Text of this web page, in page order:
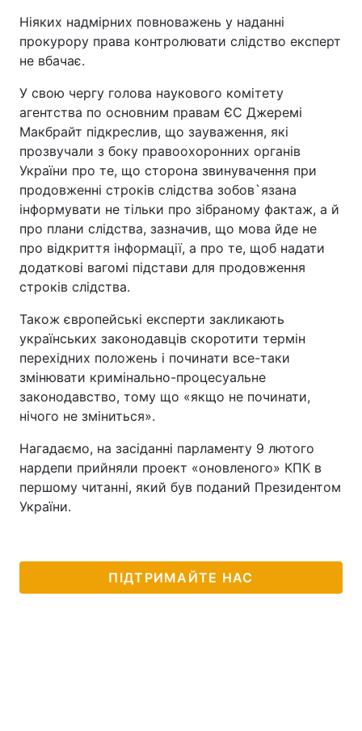
Ніяких надмірних повноважень у наданні
прокурору права контролювати слідство експерт
не вбачає.
У свою чергу голова наукового комітету
агентства по основним правам ЄС Джеремі
Макбрайт підкреслив, що зауваження, які
прозвучали з боку правоохоронних органів
України про те, що сторона звинувачення при
продовженні строків слідства зобов`язана
інформувати не тільки про зібраному фактаж, а й
про плани слідства, зазначив, що мова йде не
про відкриття інформації, а про те, щоб надати
додаткові вагомі підстави для продовження
строків слідства.
Також європейські експерти закликають
українських законодавців скоротити термін
перехідних положень і починати все-таки
змінювати кримінально-процесуальне
законодавство, тому що «якщо не починати,
нічого не зміниться».
Нагадаємо, на засіданні парламенту 9 лютого
нардепи прийняли проект «оновленого» КПК в
першому читанні, який був поданий Президентом
України.
ПІДТРИМАЙТЕ НАС